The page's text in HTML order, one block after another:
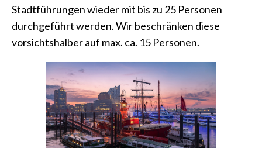
Stadtführungen wieder mit bis zu 25 Personen
durchgeführt werden. Wir beschränken diese
vorsichtshalber auf max. ca. 15 Personen.